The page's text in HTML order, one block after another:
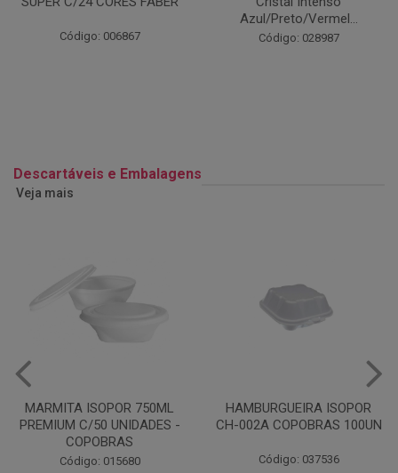
Código: 028987 Código: 028164
Descartáveis e Embalagens
Veja mais
HAMBURGUEIRA ISOPOR
CH-002A COPOBRAS 100UN
Código: 037536
CAIXA PARDA PIZZA N30
OITAVADA BALUARTE C/10
Código: 001124